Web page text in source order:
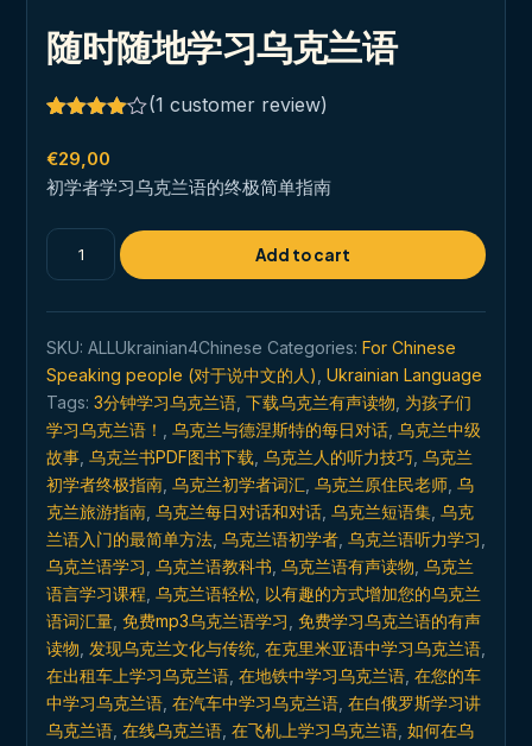
随时随地学习乌克兰语
4.00 out
of 5
based
customer
rating
(1 customer review)
€29,00
初学者学习乌克兰语的终极简单指南
随
时
学
习
乌
克
兰
语
quantity
Add to cart
SKU: ALLUkrainian4Chinese Categories: For Chinese
Speaking people (对于说中文的人) Ukrainian Language
Tags: 3分钟学习乌克兰语 下载乌克兰有声读物 为孩子们
学习乌克兰语！
乌克兰与德涅斯特的每日对话 乌克兰中级
故事 乌克兰书PDF图书下载 乌克兰人的听力技巧 乌克兰
初学者终极指南 乌克兰初学者词汇 乌克兰原住民老师 乌
克兰旅游指南 乌克兰每日对话和对话 乌克兰短语集 乌克
兰语入门的最简单方法 乌克兰语初学者 乌克兰语听力学习
乌克兰语学习 乌克兰语教科书 乌克兰语有声读物 乌克兰
语言学习课程 乌克兰语轻松 以有趣的方式增加您的乌克兰
语词汇量 免费mp3乌克兰语学习 免费学习乌克兰语的有声
读物 发现乌克兰文化与传统 在克里米亚语中学习乌克兰语
在出租车上学习乌克兰语 在地铁中学习乌克兰语 在您的车
中学习乌克兰语 在汽车中学习乌克兰语 在白俄罗斯学习讲
乌克兰语 在线乌克兰语 在飞机上学习乌克兰语 如何在乌